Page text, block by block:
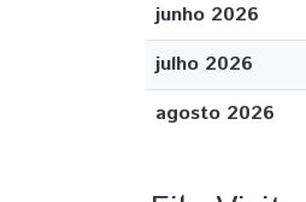
junho 2026
julho 2026
agosto 2026